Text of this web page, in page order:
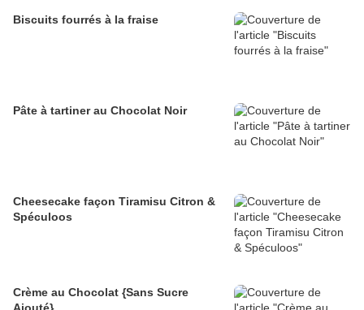
Biscuits fourrés à la fraise
Pâte à tartiner au Chocolat Noir
Cheesecake façon Tiramisu Citron &
Spéculoos
Crème au Chocolat {Sans Sucre